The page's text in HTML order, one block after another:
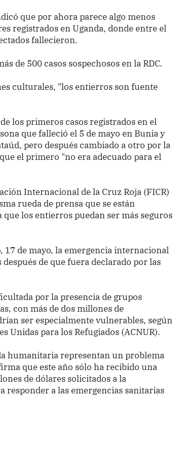
que por ahora parece algo menos
registrados en Uganda, donde entre el
fallecieron.
de 500 casos sospechosos en la RDC.
culturales, "los entierros son fuente
los primeros casos registrados en el
que falleció el 5 de mayo en Bunia y
pero después cambiado a otro por la
el primero "no era adecuado para el
Internacional de la Cruz Roja (FICR)
rueda de prensa que se están
los entierros puedan ser más seguros
17 de mayo, la emergencia internacional
de que fuera declarado por las
por la presencia de grupos
con más de dos millones de
ser especialmente vulnerables, según
Unidas para los Refugiados (ACNUR).
humanitaria representan un problema
que este año sólo ha recibido una
de dólares solicitados a la
a las emergencias sanitarias